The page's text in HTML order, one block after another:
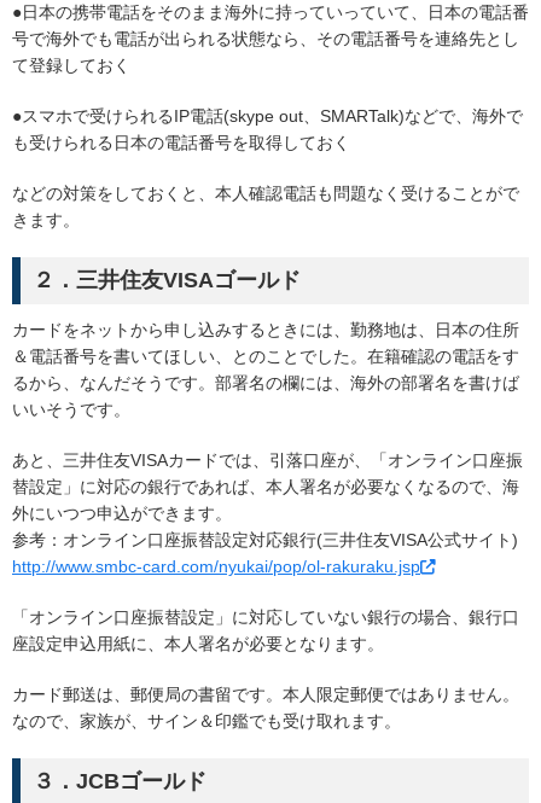
●日本の携帯電話をそのまま海外に持っていっていて、日本の電話番
号で海外でも電話が出られる状態なら、その電話番号を連絡先とし
て登録しておく
●スマホで受けられるIP電話(skype out、SMARTalk)などで、海外で
も受けられる日本の電話番号を取得しておく
などの対策をしておくと、本人確認電話も問題なく受けることがで
きます。
２．三井住友VISAゴールド
カードをネットから申し込みするときには、勤務地は、日本の住所
＆電話番号を書いてほしい、とのことでした。在籍確認の電話をす
るから、なんだそうです。部署名の欄には、海外の部署名を書けば
いいそうです。
あと、三井住友VISAカードでは、引落口座が、「オンライン口座振
替設定」に対応の銀行であれば、本人署名が必要なくなるので、海
外にいつつ申込ができます。
参考：オンライン口座振替設定対応銀行(三井住友VISA公式サイト)
http://www.smbc-card.com/nyukai/pop/ol-rakuraku.jsp
「オンライン口座振替設定」に対応していない銀行の場合、銀行口
座設定申込用紙に、本人署名が必要となります。
カード郵送は、郵便局の書留です。本人限定郵便ではありません。
なので、家族が、サイン＆印鑑でも受け取れます。
３．JCBゴールド